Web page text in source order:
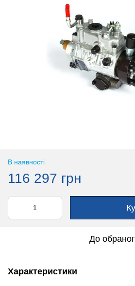
В наявності
116 297 грн
До
Характеристики